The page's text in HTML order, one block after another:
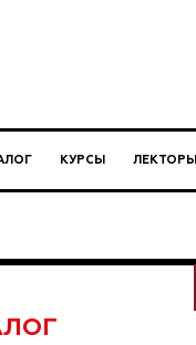
КУРСЫ ЛЕКТОРЫ